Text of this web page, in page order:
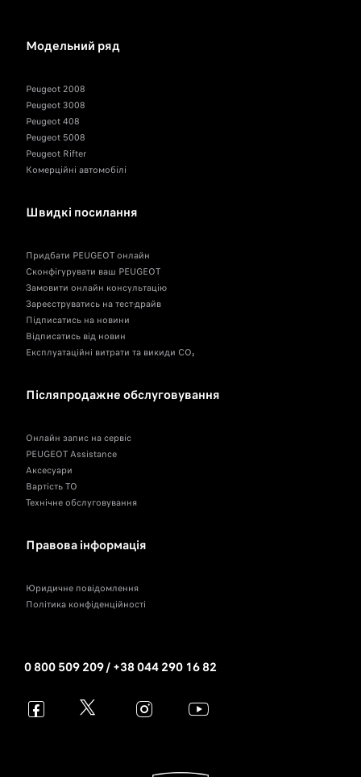
Модельний ряд
Peugeot 2008
Peugeot 3008
Peugeot 408
Peugeot 5008
Peugeot Rifter
Комерційні автомобілі
Швидкі посилання
Придбати PEUGEOT онлайн
Сконфігурувати ваш PEUGEOT
Замовити онлайн консультацію
Зареєструватись на тест-драйв
Підписатись на новини
Відписатись від новин
Експлуатаційні витрати та викиди CO₂
Післяпродажне обслуговування
Онлайн запис на сервіс
PEUGEOT Assistance
Аксесуари
Вартість ТО
Технічне обслуговування
Правова інформація
Юридичне повідомлення
Політика конфіденційності
0 800 509 209 / +38 044 290 16 82